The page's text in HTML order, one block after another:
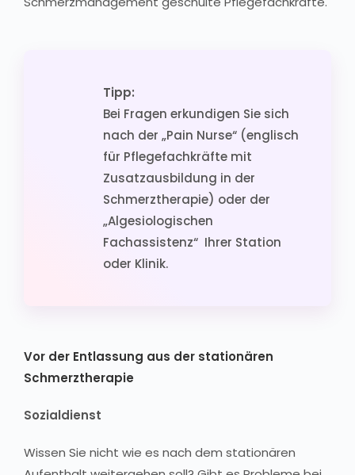
Tipp:
Bei Fragen erkundigen Sie sich
nach der „Pain Nurse“ (englisch
für Pflegefachkräfte mit
Zusatzausbildung in der
Schmerztherapie) oder der
„Algesiologischen
Fachassistenz“ Ihrer Station
oder Klinik.
Vor der Entlassung aus der stationären
Schmerztherapie
Sozialdienst
Wissen Sie nicht wie es nach dem stationären